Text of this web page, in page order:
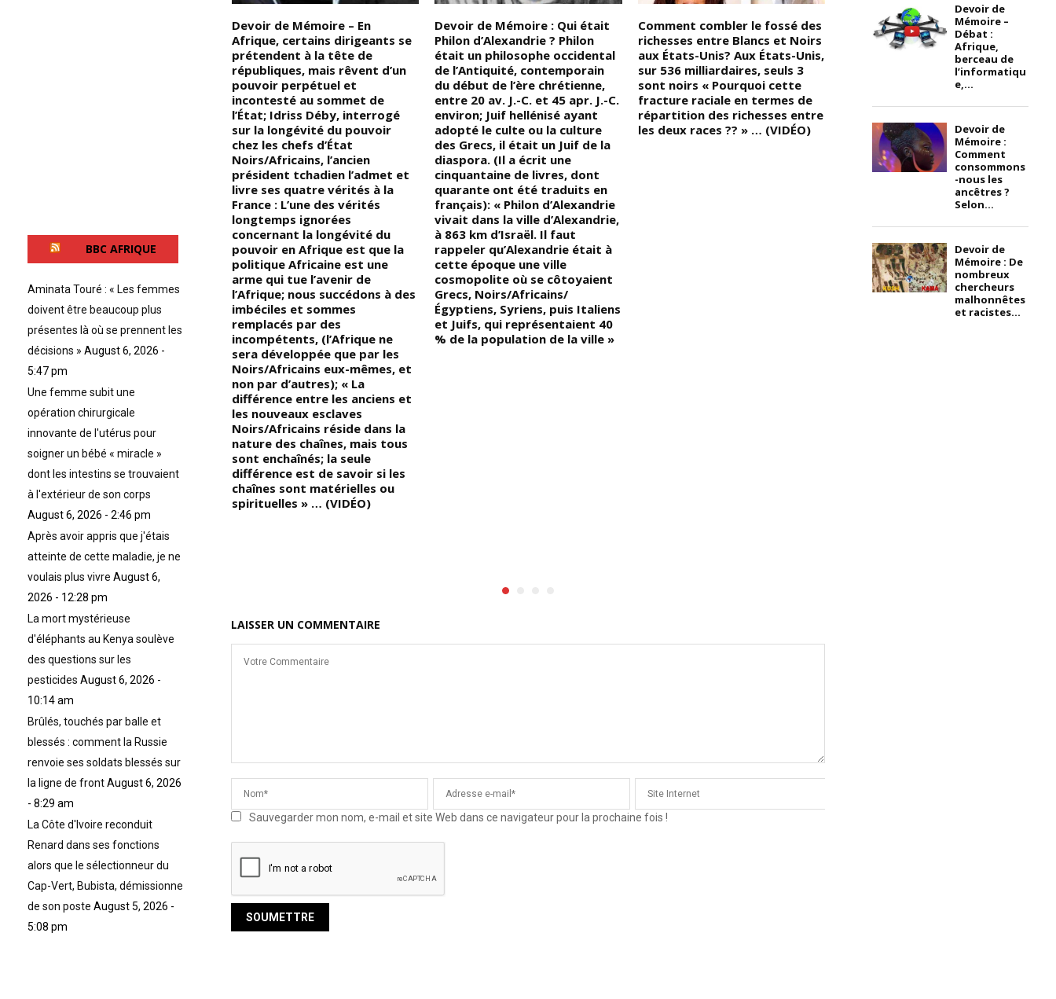
Qu’est-ce que la mélanine ? « La
mélanine est une molécule
chimique organique raffinée,
qui remplit une grande variété
de fonctions importantes dans
le corps pour faire face à tous
les types d’environnements, et
aujourd’hui, tous les grands
scientifiques
Blancs/Occidentaux modernes
persistent dans leurs efforts
pour tenter de comprendre la
nature de cette matière
originelle et organique qui
constitue notre mélanine »
Devoir de Mémoire – En
Afrique, certains dirigeants se
prétendent à la tête de
républiques, mais rêvent d’un
pouvoir perpétuel et
incontesté au sommet de
l’État; Idriss Déby, interrogé
sur la longévité du pouvoir
chez les chefs d’État
Noirs/Africains, l’ancien
président tchadien l’admet et
livre ses quatre vérités à la
France : L’une des vérités
longtemps ignorées
concernant la longévité du
pouvoir en Afrique est que la
politique Africaine est une
arme qui tue l’avenir de
l’Afrique; nous succédons à des
imbéciles et sommes
remplacés par des
incompétents, (l’Afrique ne
sera développée que par les
Noirs/Africains eux-mêmes, et
non par d’autres); « La
différence entre les anciens et
les nouveaux esclaves
Noirs/Africains réside dans la
nature des chaînes, mais tous
sont enchaînés; la seule
différence est de savoir si les
chaînes sont matérielles ou
spirituelles » … (VIDÉO)
Devoir de Mémoire : Qui était
Philon d’Alexandrie ? Philon
était un philosophe occidental
de l’Antiquité, contemporain
du début de l’ère chrétienne,
entre 20 av. J.-C. et 45 apr. J.-C.
environ; Juif hellénisé ayant
adopté le culte ou la culture
des Grecs, il était un Juif de la
diaspora. (Il a écrit une
cinquantaine de livres, dont
quarante ont été traduits en
français): « Philon d’Alexandrie
vivait dans la ville d’Alexandrie,
à 863 km d’Israël. Il faut
rappeler qu’Alexandrie était à
cette époque une ville
cosmopolite où se côtoyaient
Grecs, Noirs/Africains/
Égyptiens, Syriens, puis Italiens
et Juifs, qui représentaient 40
% de la population de la ville »
Comment combler le fossé des
richesses entre Blancs et Noirs
aux États-Unis? Aux États-Unis,
sur 536 milliardaires, seuls 3
sont noirs « Pourquoi cette
fracture raciale en termes de
répartition des richesses entre
les deux races ?? » … (VIDÉO)
Devoir de Mémoire : L’amour
d’un père et de sa fille, (Aime
ton père, s’il est juste, et s’il ne
l’est pas, soutiens-le); « En tant
que Noir/Africain, que pensez-
Adam Bombole le fait ici ! Eh
oui ! C’est le jour où sa fille a
obtenu son diplôme d’études
secondaires »
LAISSER UN COMMENTAIRE
Sauvegarder mon nom, e-mail et site Web dans ce navigateur pour la prochaine fois !
BBC AFRIQUE
Aminata Touré : « Les femmes
doivent être beaucoup plus
présentes là où se prennent les
décisions » August 6, 2026 -
5:47 pm
Une femme subit une
opération chirurgicale
innovante de l'utérus pour
soigner un bébé « miracle »
dont les intestins se trouvaient
à l'extérieur de son corps
August 6, 2026 - 2:46 pm
Après avoir appris que j'étais
atteinte de cette maladie, je ne
voulais plus vivre August 6,
2026 - 12:28 pm
La mort mystérieuse
d'éléphants au Kenya soulève
des questions sur les
pesticides August 6, 2026 -
10:14 am
Brûlés, touchés par balle et
blessés : comment la Russie
renvoie ses soldats blessés sur
la ligne de frontAugust 6, 2026
- 8:29 am
La Côte d'Ivoire reconduit
Renard dans ses fonctions
alors que le sélectionneur du
Cap-Vert, Bubista, démissionne
de son poste August 5, 2026 -
5:08 pm
Devoir de
Mémoire –
Débat :
Afrique,
berceau de
l’informatiqu
e,...
Devoir de
Mémoire :
Comment
consommons
-nous les
ancêtres ?
Selon...
Devoir de
Mémoire : De
nombreux
chercheurs
malhonnêtes
et racistes...